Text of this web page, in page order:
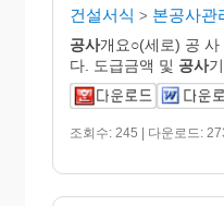
건설서식 > 본공사관
공사개요○(세로) 공
다. 도급금액 및 공사
조회수: 245 | 다운로드: